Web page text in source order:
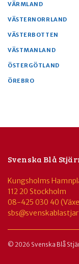
VÄRMLAND
VÄSTERNORRLAND
VÄSTERBOTTEN
VÄSTMANLAND
ÖSTERGÖTLAND
ÖREBRO
Svenska Blå
Kungsholms
112 20 Stockholm
08-425 030 40
© 2026 Svenska Blå